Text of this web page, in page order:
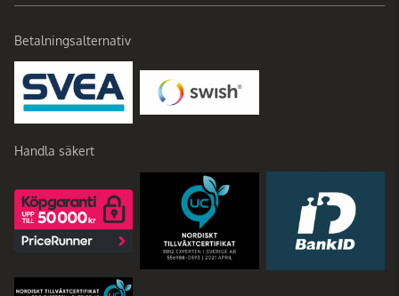
Betalningsalternativ
Handla säkert